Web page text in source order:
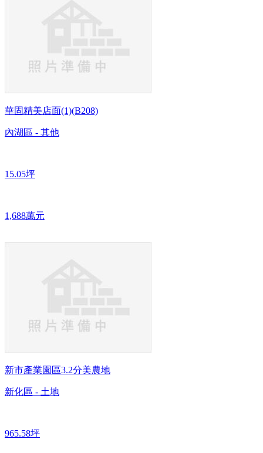
華固精美店面(1)(B208)
內湖區 - 其他
15.05坪
1,688萬元
新市產業園區3.2分美農地
新化區 - 土地
965.58坪